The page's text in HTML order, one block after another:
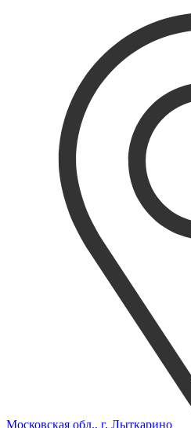
Московская обл., г. Лыткарино